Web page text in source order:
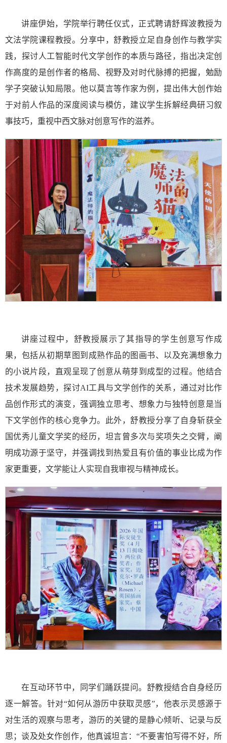
讲座伊始，学院举行聘任仪式，正式聘请舒辉波教授为
文法学院课程教授。分享中，舒教授立足自身创作与教学实
践，探讨人工智能时代文学创作的本质与路径，指出决定创
作高度的是创作者的格局、视野及对时代脉搏的把握，勉励
学子突破认知局限。他以莫言等作家为例，提出伟大创作始
于对前人作品的深度阅读与模仿，建议学生拆解经典研习叙
事技巧，重视中西文脉对创意写作的滋养。
讲座过程中，舒教授展示了其指导的学生创意写作成
果，包括从初期草图到成熟作品的图画书、以及充满想象力
的小说片段，直观呈现了创意从萌芽到成型的过程。他结合
技术发展趋势，探讨AI工具与文学创作的关系，通过对比作
品创作形式的演变，强调独立思考、想象力与独特创意是当
下文学创作的核心竞争力。此外，舒教授分享了自身斩获全
国优秀儿童文学奖的经历，坦言曾多次与奖项失之交臂，阐
明成功源于坚守，并强调找到热爱且有价值的事业比成为作
家更重要，文学能让人实现自我审视与精神成长。
在互动环节中，同学们踊跃提问。舒教授结合自身经历
逐一解答。针对“如何从游历中获取灵感”，他表示灵感源于
对生活的观察与思考，游历的关键的是静心倾听、记录与反
思；谈及处女作创作，他真诚坦言：“不要害怕写得不好，所